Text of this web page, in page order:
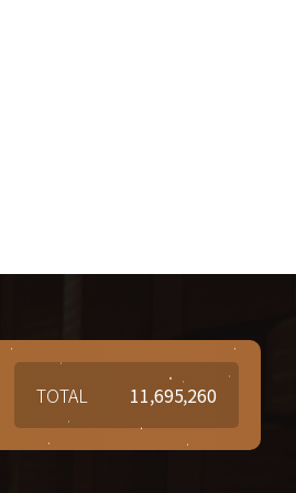
TOTAL 11,695,260